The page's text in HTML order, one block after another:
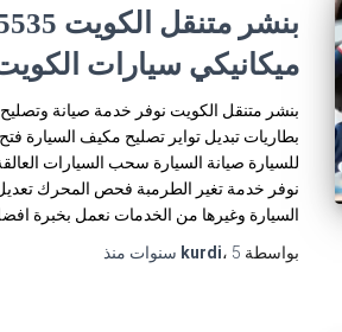
ميكانيكي سيارات
بنشر متنقل الكويت نوفر خدمة صيانة
بطاريات تبديل تواير تصليح مكيف السيارة
للسيارة صيانة السيارة سحب السيارات
نوفر خدمة تغير الطرمبة فحص المحرك
السيارة وغيرها من الخدمات نعمل بخبرة
بواسطة
kurdi، 5 سنوات منذ